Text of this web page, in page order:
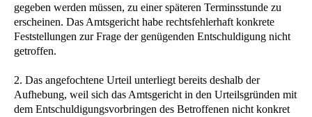
gegeben werden müssen, zu einer späteren Terminsstunde zu
erscheinen. Das Amtsgericht habe rechtsfehlerhaft konkrete
Feststellungen zur Frage der genügenden Entschuldigung nicht
getroffen.
2. Das angefochtene Urteil unterliegt bereits deshalb der
Aufhebung, weil sich das Amtsgericht in den Urteilsgründen mit
dem Entschuldigungsvorbringen des Betroffenen nicht konkret